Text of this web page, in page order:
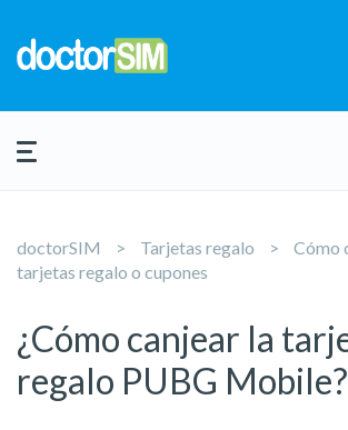
doctorSIM Tarjetas regalo
Cómo
tarjetas regalo o cupones
¿Cómo canjear la
regalo PUBG Mobile?